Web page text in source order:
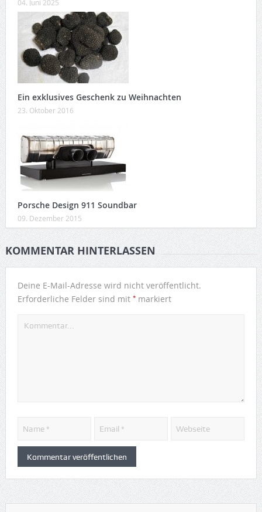
04. Juni 2025
Ein exklusives Geschenk zu Weihnachten
23. Oktober 2016
Porsche Design 911 Soundbar
09. Dezember 2015
KOMMENTAR HINTERLASSEN
Deine E-Mail-Adresse wird nicht veröffentlicht.
Erforderliche Felder sind mit *markiert